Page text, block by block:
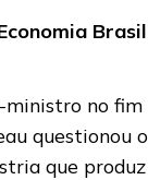
ministro no fim
questionou
que